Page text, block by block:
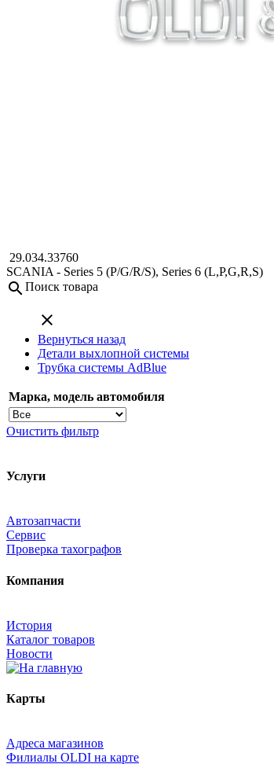
29.034.33760
SCANIA - Series 5 (P/G/R/S), Series 6 (L,P,G,R,S)
search Поиск товара
close
Вернуться назад
Детали выхлопной системы
Трубка системы AdBlue
Марка, модель автомобиля
Очистить фильтр
Услуги
Автозапчасти
Сервис
Проверка тахографов
Компания
История
Каталог товаров
Новости
Карты
Адреса магазинов
Филиалы OLDI на карте